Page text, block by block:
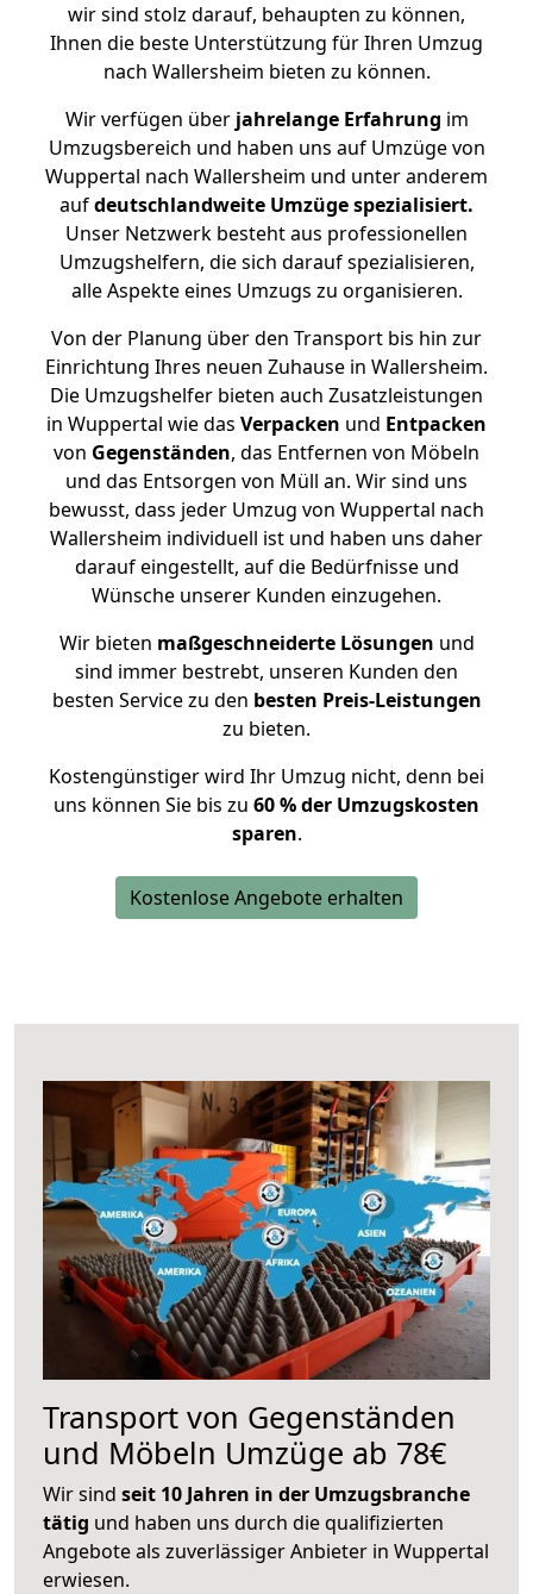
wir sind stolz darauf, behaupten zu können,
Ihnen die beste Unterstützung für Ihren Umzug
nach Wallersheim bieten zu können.
Wir verfügen überjahrelange Erfahrung im
Umzugsbereich und haben uns auf Umzüge von
Wuppertal nach Wallersheim und unter anderem
aufdeutschlandweite Umzüge spezialisiert.
Unser Netzwerk besteht aus professionellen
Umzugshelfern, die sich darauf spezialisieren,
alle Aspekte eines Umzugs zu organisieren.
Von der Planung über den Transport bis hin zur
Einrichtung Ihres neuen Zuhause in Wallersheim.
Die Umzugshelfer bieten auch Zusatzleistungen
in Wuppertal wie das Verpacken und Entpacken
von Gegenständen, das Entfernen von Möbeln
und das Entsorgen von Müll an. Wir sind uns
bewusst, dass jeder Umzug von Wuppertal nach
Wallersheim individuell ist und haben uns daher
darauf eingestellt, auf die Bedürfnisse und
Wünsche unserer Kunden einzugehen.
Wir bieten maßgeschneiderte Lösungen und
sind immer bestrebt, unseren Kunden den
besten Service zu den besten Preis-Leistungen
zu bieten.
Kostengünstiger wird Ihr Umzug nicht, denn bei
uns können Sie bis zu 60 % der Umzugskosten
sparen.
Kostenlose Angebote erhalten
Transport von Gegenständen
und Möbeln Umzüge ab 78€
Wir sind seit 10 Jahren in der Umzugsbranche
tätig und haben uns durch die qualifizierten
Angebote als zuverlässiger Anbieter in Wuppertal
erwiesen.